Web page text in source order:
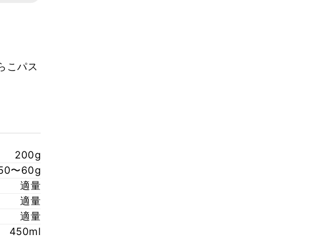
こパス
200g
〜60g
適量
適量
適量
450ml